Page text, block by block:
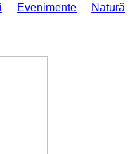
Evenimente
Natură